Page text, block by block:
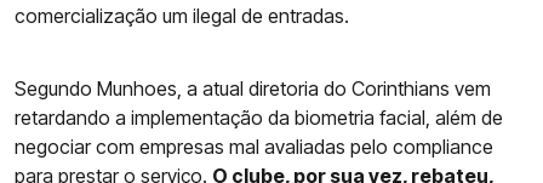
comercialização um ilegal de entradas.
Segundo Munhoes, a atual diretoria do Corinthians vem
retardando a implementação da biometria facial, além de
negociar com empresas mal avaliadas pelo compliance
para prestar o serviço. O clube, por sua vez, rebateu,